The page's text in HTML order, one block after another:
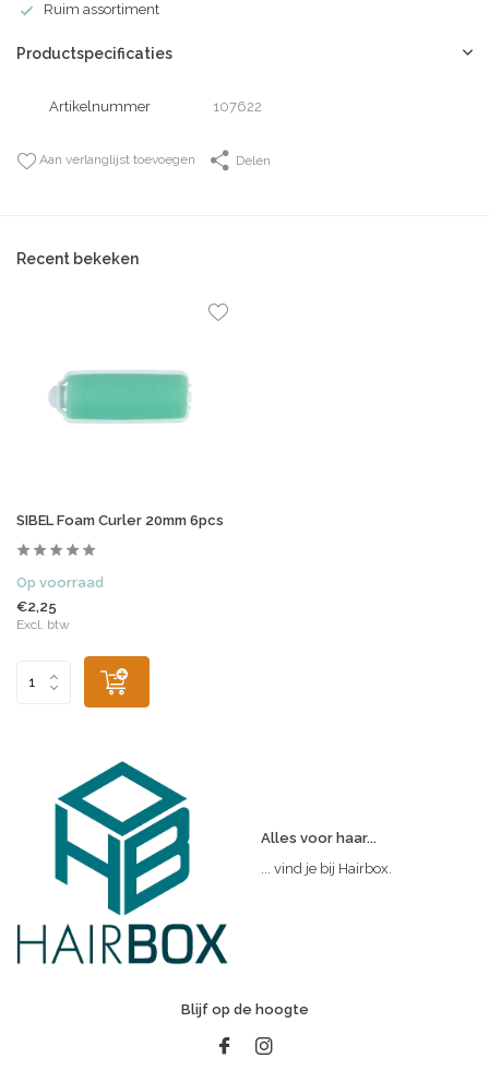
Ruim assortiment
Productspecificaties
Artikelnummer 107622
Aan verlanglijst toevoegen Delen
Recent bekeken
SIBEL Foam Curler 20mm 6pcs
Op voorraad
€2,25
Excl. btw
Alles voor haar...
... vind je bij Hairbox.
Blijf op de hoogte